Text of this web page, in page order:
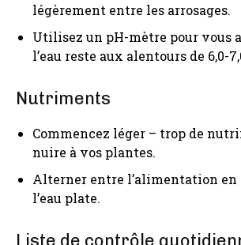
légèrement entre les arrosages.
Utilisez un pH-mètre pour vous
l’eau reste aux alentours de 6,0-
Nutriments
Commencez léger – trop de
nuire à vos plantes.
Alterner entre l’alimentation
l’eau plate.
Liste de contrôle